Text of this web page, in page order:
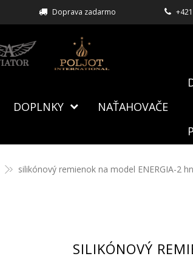
Doprava zadarmo
DOPLNKY NAŤAHOVAČE
silikónový remienok na model ENERGIA-2
SILIKÓNOVÝ